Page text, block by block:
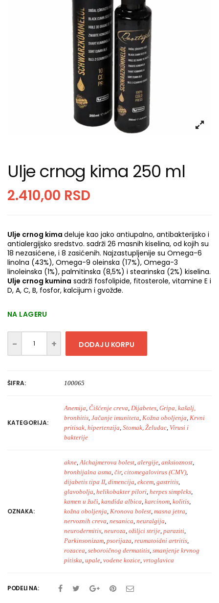
Ulje crnog kima 250 ml
2.410,00 RSD
Ulje crnog kima deluje kao jako antiupalno, antibakterijsko i
antialergijsko sredstvo. sadrži 26 masnih kiselina, od kojih su
18 nezasićene, i 8 zasićenih. Najzastupljenije su Omega-6
linolna (43%), Omega-9 oleinska (17%), Omega-3
linoleinska (1%), palmitinska (8,5%) i stearinska (2%) kiselina.
Ulje crnog kumina sadrži fosfolipide, fitosterole, vitamine E i
D, A, C, B, fosfor, kalcijum i gvožđe.
NA LAGERU
DODAJ U KORPU
ŠIFRA: 100065
KATEGORIJA:
Anemija, Čišćenje creva, Dijabetes, Gripa, kašalj,
bronhitis, Jačanje imuniteta, Kožna oboljenja, Krvni
pritisak, hipertenzija, Stomak, Želudac, Virusi i
bakterije
OZNAKA:
akne,Alchajmerova bolest, alergije, anksioznost,
bronhijalna asma, čir, citomegalovirus (CMV),
dijabetis tipa II, dimencija, ekcem, gastritis,
glavobolja, helikobakter pilori, herpes simpleks,
kamen u žuči, kandida albica, karcinom, kolitis,
kožna oboljenja, Kronova bolest, masna jetra,
nervoznih creva, nesanica, neuralgija,
neurodermitis, neuroza, ožiljci strije, paraziti,
Parkinsonizam, psorijaza, reumatoidni artritis,
rozacea, seboroičnog dermatitis, smanjenje krvnog
pitiska, upale, vodene kozice, vrtoglavica
PODELI NA: